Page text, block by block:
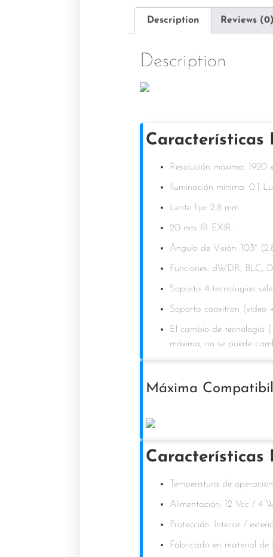
Description Reviews (0)
Description
Características
Resolución máxima: 1920
Iluminación mínima: 0.1
Lente fijo: 2.8 mm
20 mts IR EXIR.
Ángulo de Visión: 103°
Funciones: dWDR, BLC,
Soporta 4 tecnologías
Soporta coaxitron (video
El cambio de tecnología
máxima, no se puede
Máxima
Características
Temperatura de
Alimentación: 12 Vcc / 4
Protección: Interior /
Fabricado en material de